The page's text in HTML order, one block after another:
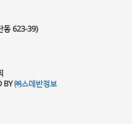
동 623-39)
BY㈜스데반정보